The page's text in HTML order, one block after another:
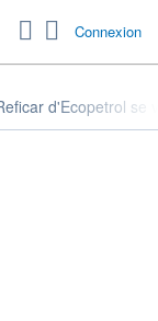
Connexion
d'Ecopetrol se